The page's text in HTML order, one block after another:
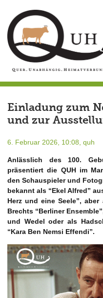
content
Einladung zum
und zur
6. Februar 2026, 10:08, quh
Anlässlich des 100.
präsentiert die QUH im
den Schauspieler und
bekannt als “Ekel Alfred”
Herz und eine Seele”,
Brechts “Berliner
und Wedel oder als
“Kara Ben Nemsi Effendi”.